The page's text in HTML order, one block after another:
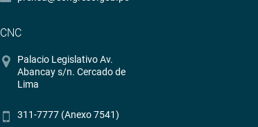
CNC
Palacio Legislativo Av.
Abancay s/n. Cercado de
Lima
311-7777 (Anexo 7541)